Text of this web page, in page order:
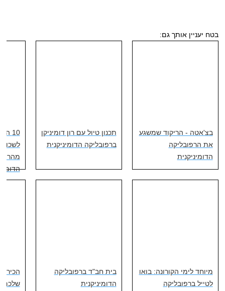
בטח יעניין אותך גם:
בצ'אטה - הריקוד שמשגע
את הרפובליקה
הדומיניקנית
תכנון טיול עם רון דומיניקן
ברפובליקה הדומיניקנית
10
מיוחד לימי הקורונה: בואו
לטייל ברפובליקה
בית חב"ד ברפובליקה
הדומיניקנית
שלכם